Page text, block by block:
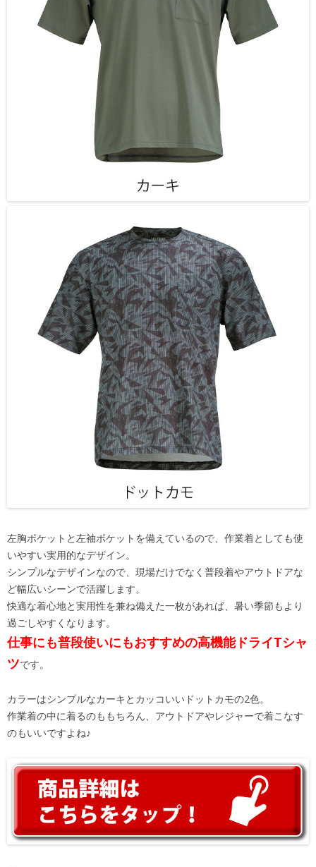
左胸ポケットと左袖ポケットを備えているので、作業着としても使
いやすい実用的なデザイン。
シンプルなデザインなので、現場だけでなく普段着やアウトドアな
ど幅広いシーンで活躍します。
快適な着心地と実用性を兼ね備えた一枚があれば、暑い季節もより
過ごしやすくなります。
仕事にも普段使いにもおすすめの高機能ドライTシャ
ツです。
カラーはシンプルなカーキとカッコいいドットカモの2色。
作業着の中に着るのももちろん、アウトドアやレジャーで着こなす
のもいいですよね♪